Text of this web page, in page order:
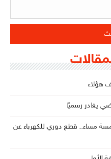
هؤلاء
يغادر رسميًا
مساء.. قطع دوري للكهرباء عن